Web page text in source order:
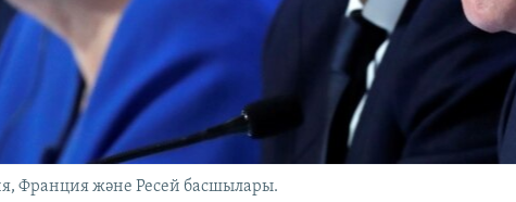
Франция және Ресей басшылары.